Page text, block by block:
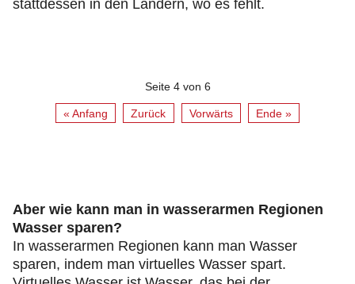
stattdessen in den Ländern, wo es fehlt.
Seite 4 von 6
« Anfang Zurück Vorwärts Ende »
Aber wie kann man in wasserarmen Regionen
Wasser sparen?
In wasserarmen Regionen kann man Wasser
sparen, indem man virtuelles Wasser spart.